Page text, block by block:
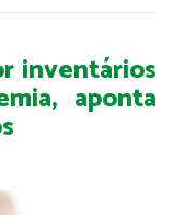
inventários
aponta